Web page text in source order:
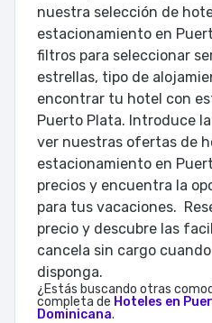
nuestra selección de
estacionamiento en
filtros para seleccionar
estrellas, tipo de
encontrar tu hotel con
Puerto Plata. Introduce
ver nuestras ofertas de
estacionamiento en
precios y encuentra la
para tus vacaciones.
precio y descubre las
cancela sin cargo
¿Estás buscando otras
completa de Hoteles en
Dominicana.